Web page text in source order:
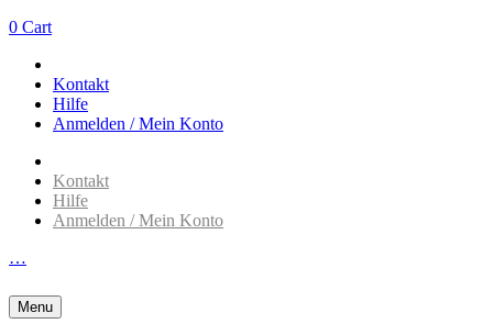
0 Cart
Kontakt
Hilfe
Anmelden / Mein Konto
Kontakt
Hilfe
Anmelden / Mein Konto
…
Menu